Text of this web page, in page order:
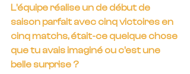
L'équipe réalise un de début de
saison parfait avec cinq victoires en
cinq matchs, était-ce quelque chose
que tu avais imaginé ou c'est une
belle surprise ?